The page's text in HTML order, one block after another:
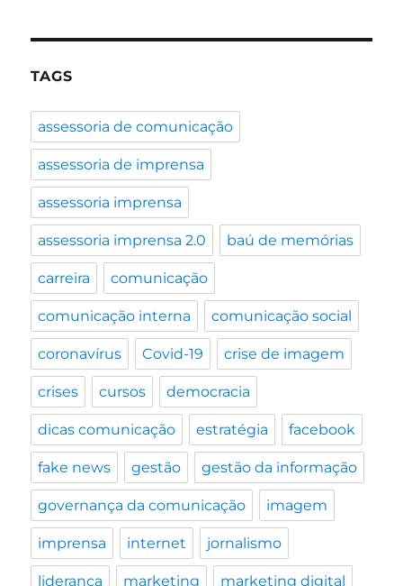
país
TAGS
assessoria de comunicação
assessoria de imprensa
assessoria imprensa
assessoria imprensa 2.0 baú de memórias
carreira comunicação
comunicação interna comunicação social
coronavírus Covid-19 crise de imagem
crises cursos democracia
dicas comunicação estratégia facebook
fake news gestão gestão da informação
governança da comunicação imagem
imprensa internet jornalismo
liderança marketing marketing digital